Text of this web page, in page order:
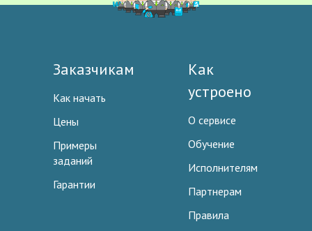
Заказчикам
Как начать
Цены
Примеры
заданий
Гарантии
Как
устроено
О сервисе
Обучение
Исполнителям
Партнерам
Правила